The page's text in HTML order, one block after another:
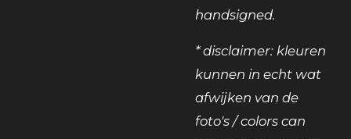
handsigned.
* disclaimer: kleuren
kunnen in echt wat
afwijken van de
foto's / colors can